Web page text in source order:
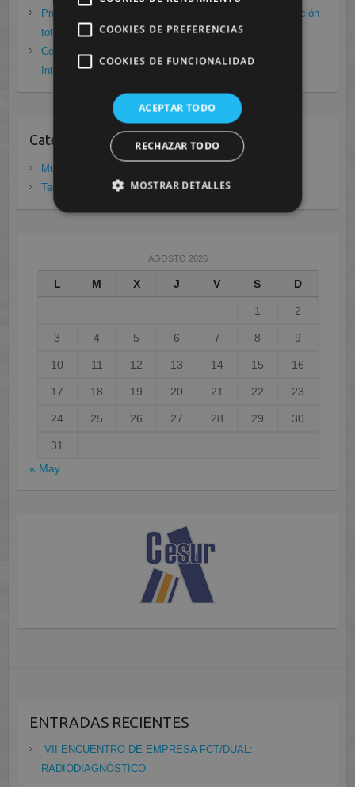
Prácticas de Radiología Simple en Cesur Murcia. Protección
total frente a Covid19 enero 26, 2021
Cesur Murcia: Premio Especial FP, XIII Congreso
Internacional Enfermedades raras
Categorias
Murcia
Tenerife
AGOSTO 2026
L M X J V S D
1 2
3 4 5 6 7 8 9
10 11 12 13 14 15 16
17 18 19 20 21 22 23
24 25 26 27 28 29 30
31
« May
ENTRADAS RECIENTES
VII ENCUENTRO DE EMPRESA FCT/DUAL:
RADIODIAGNÓSTICO
COOKIES DE PREFERENCIAS
COOKIES DE FUNCIONALIDAD
ACEPTAR TODO
RECHAZAR TODO
MOSTRAR DETALLES